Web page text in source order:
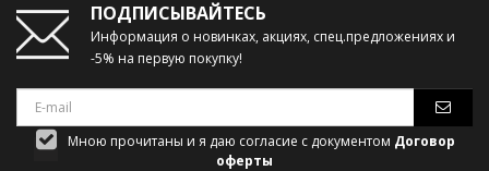
ПОДПИСЫВАЙТЕСЬ
Информация о новинках, акциях, спец.предложениях и
-5% на первую покупку!
Мною прочитаны и я даю согласие с документом Договор
оферты